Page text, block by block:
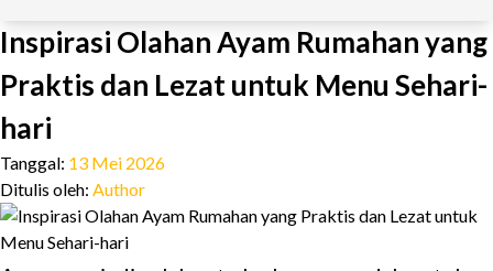
Inspirasi Olahan Ayam Rumahan yang
Praktis dan Lezat untuk Menu Sehari-
hari
Tanggal: 13 Mei 2026
Ditulis oleh: Author